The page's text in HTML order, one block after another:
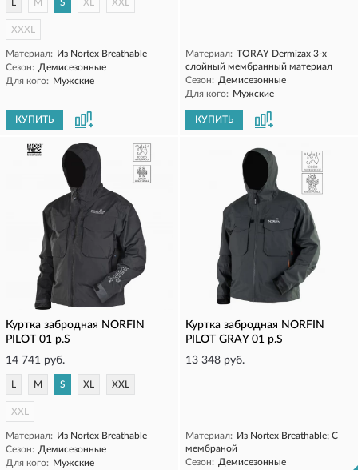
M S XL XXL
XXXL
Материал: Из Nortex Breathable
Сезон: Демисезонные
Для кого: Мужские
КУПИТЬ
Материал: TORAY Dermizax 3-х
слойный мембранный материал
Сезон: Демисезонные
Для кого: Мужские
КУПИТЬ
Куртка забродная NORFIN
PILOT 01 р.S
14 741 руб.
L M S XL XXL
XXL
Материал: Из Nortex Breathable
Сезон: Демисезонные
Для кого: Мужские
Куртка забродная NORFIN
PILOT GRAY 01 р.S
13 348 руб.
Материал: Из Nortex Breathable; С
мембраной
Сезон: Демисезонные